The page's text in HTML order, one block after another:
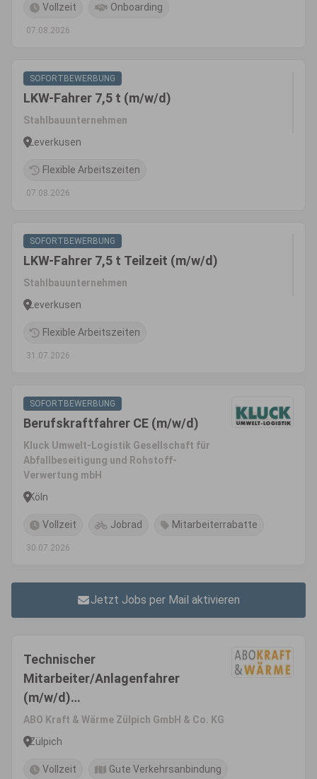
Vollzeit Onboarding
07.08.2026
SOFORTBEWERBUNG
LKW-Fahrer 7,5 t (m/w/d)
Stahlbauunternehmen
Leverkusen
Flexible Arbeitszeiten
07.08.2026
SOFORTBEWERBUNG
LKW-Fahrer 7,5 t Teilzeit (m/w/d)
Stahlbauunternehmen
Leverkusen
Flexible Arbeitszeiten
31.07.2026
SOFORTBEWERBUNG
Berufskraftfahrer CE (m/w/d)
Kluck Umwelt-Logistik Gesellschaft für
Abfallbeseitigung und Rohstoff-
Verwertung mbH
Köln
Vollzeit Jobrad Mitarbeiterrabatte
30.07.2026
Jetzt Jobs per Mail aktivieren
Technischer
Mitarbeiter/Anlagenfahrer
(m/w/d)
Abfallvergärungsanlage
ABO Kraft & Wärme Zülpich GmbH & Co. KG
Zülpich
Vollzeit Gute Verkehrsanbindung